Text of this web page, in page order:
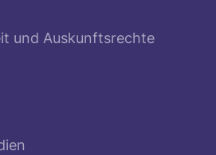
und Auskunftsrechte